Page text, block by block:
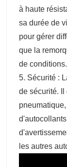
à haute
sa durée de
pour gérer
que la
de conditions.
5. Sécurité :
de sécurité.
les autres